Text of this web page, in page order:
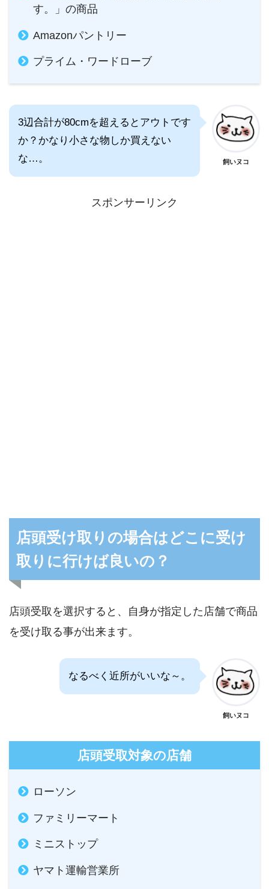
す。」の商品
Amazonパントリー
プライム・ワードローブ
3辺合計が80cmを超えるとアウトです
か？かなり小さな物しか買えない
な…。
飼いヌコ
スポンサーリンク
店頭受け取りの場合はどこに受け
取りに行けば良いの？
店頭受取を選択すると、自身が指定した店舗で商品
を受け取る事が出来ます。
なるべく近所がいいな～。
飼いヌコ
店頭受取対象の店舗
ローソン
ファミリーマート
ミニストップ
ヤマト運輸営業所